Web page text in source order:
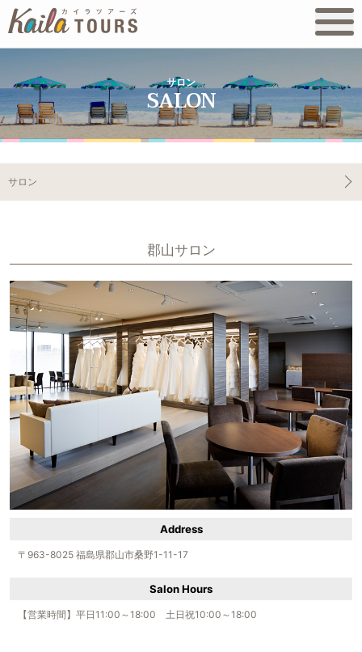
サロン
サロン
郡山サロン
Address
〒963-8025 福島県郡山市桑野1-11-17
Salon Hours
【営業時間】平日11:00～18:00 土日祝10:00～18:00